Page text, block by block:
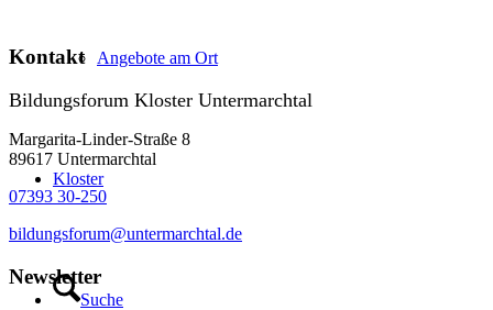
Angebote am Ort
Kloster
Suche
Kontakt
Bildungsforum Kloster Untermarchtal
Margarita-Linder-Straße 8
89617 Untermarchtal
07393 30-250
bildungsforum@untermarchtal.de
Newsletter